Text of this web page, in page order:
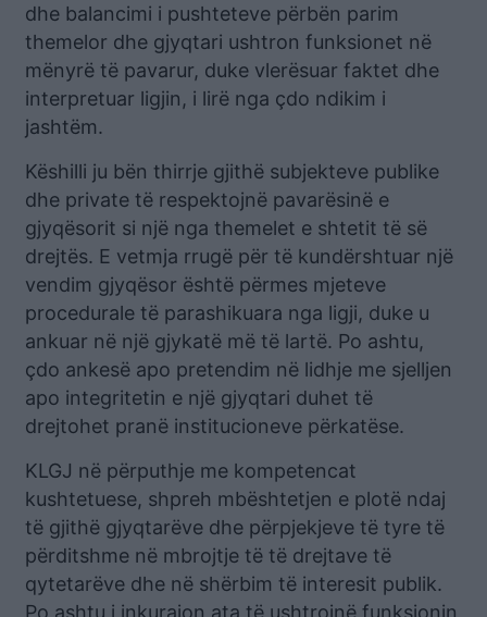
dhe balancimi i pushteteve përbën parim
themelor dhe gjyqtari ushtron funksionet në
mënyrë të pavarur, duke vlerësuar faktet dhe
interpretuar ligjin, i lirë nga çdo ndikim i
jashtëm.
Këshilli ju bën thirrje gjithë subjekteve publike
dhe private të respektojnë pavarësinë e
gjyqësorit si një nga themelet e shtetit të së
drejtës. E vetmja rrugë për të kundërshtuar një
vendim gjyqësor është përmes mjeteve
procedurale të parashikuara nga ligji, duke u
ankuar në një gjykatë më të lartë. Po ashtu,
çdo ankesë apo pretendim në lidhje me sjelljen
apo integritetin e një gjyqtari duhet të
drejtohet pranë institucioneve përkatëse.
KLGJ në përputhje me kompetencat
kushtetuese, shpreh mbështetjen e plotë ndaj
të gjithë gjyqtarëve dhe përpjekjeve të tyre të
përditshme në mbrojtje të të drejtave të
qytetarëve dhe në shërbim të interesit publik.
Po ashtu i inkurajon ata të ushtrojnë funksionin